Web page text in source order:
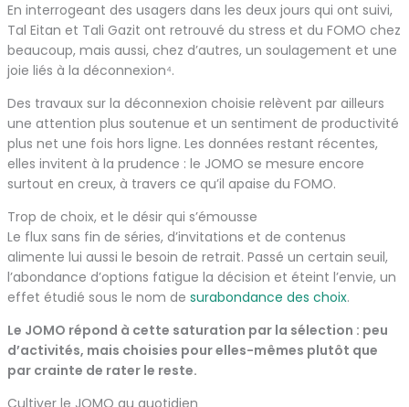
En interrogeant des usagers dans les deux jours qui ont suivi,
Tal Eitan et Tali Gazit ont retrouvé du stress et du FOMO chez
beaucoup, mais aussi, chez d’autres, un soulagement et une
joie liés à la déconnexion⁴.
Des travaux sur la déconnexion choisie relèvent par ailleurs
une attention plus soutenue et un sentiment de productivité
plus net une fois hors ligne. Les données restant récentes,
elles invitent à la prudence : le JOMO se mesure encore
surtout en creux, à travers ce qu’il apaise du FOMO.
Trop de choix, et le désir qui s’émousse
Le flux sans fin de séries, d’invitations et de contenus
alimente lui aussi le besoin de retrait. Passé un certain seuil,
l’abondance d’options fatigue la décision et éteint l’envie, un
effet étudié sous le nom de surabondance des choix.
Le JOMO répond à cette saturation par la sélection : peu
d’activités, mais choisies pour elles-mêmes plutôt que
par crainte de rater le reste.